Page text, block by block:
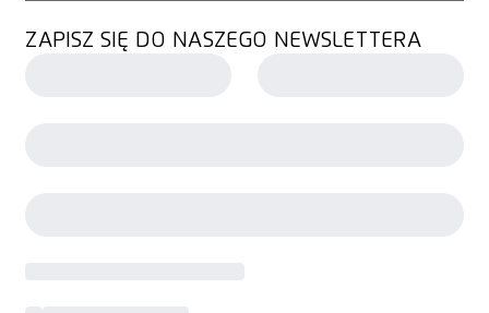
ZAPISZ SIĘ DO NASZEGO NEWSLETTERA